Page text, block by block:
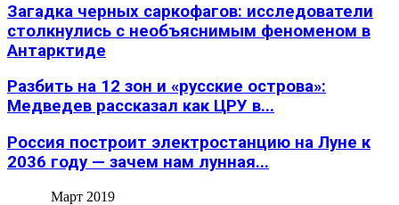
Загадка черных саркофагов: исследователи
столкнулись с необъяснимым феноменом в
Антарктиде
Разбить на 12 зон и «русские острова»:
Медведев рассказал как ЦРУ в...
Россия построит электростанцию на Луне к
2036 году — зачем нам лунная...
Март 2019